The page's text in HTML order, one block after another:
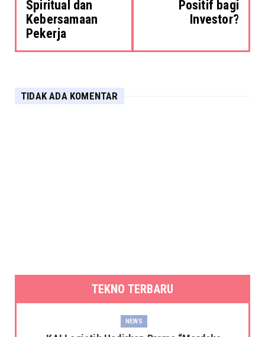
Spiritual dan
Kebersamaan
Pekerja
Positif bagi
Investor?
TIDAK ADA KOMENTAR
TEKNO TERBARU
NEWS